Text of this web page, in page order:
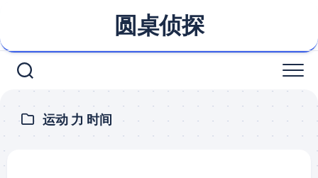
content
圆桌侦探
运动 力 时间